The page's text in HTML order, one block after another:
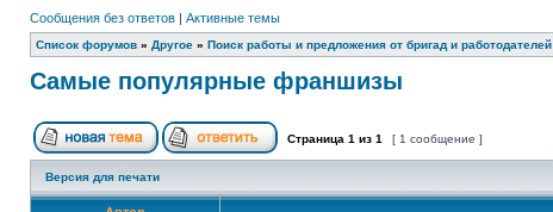
Сообщения без ответов | Активные темы
Список форумов » Другое » Поиск работы и предложения от бригад и работодателей
Cамые популярные франшизы
Страница 1 из 1 [ 1 сообщение ]
Версия для печати